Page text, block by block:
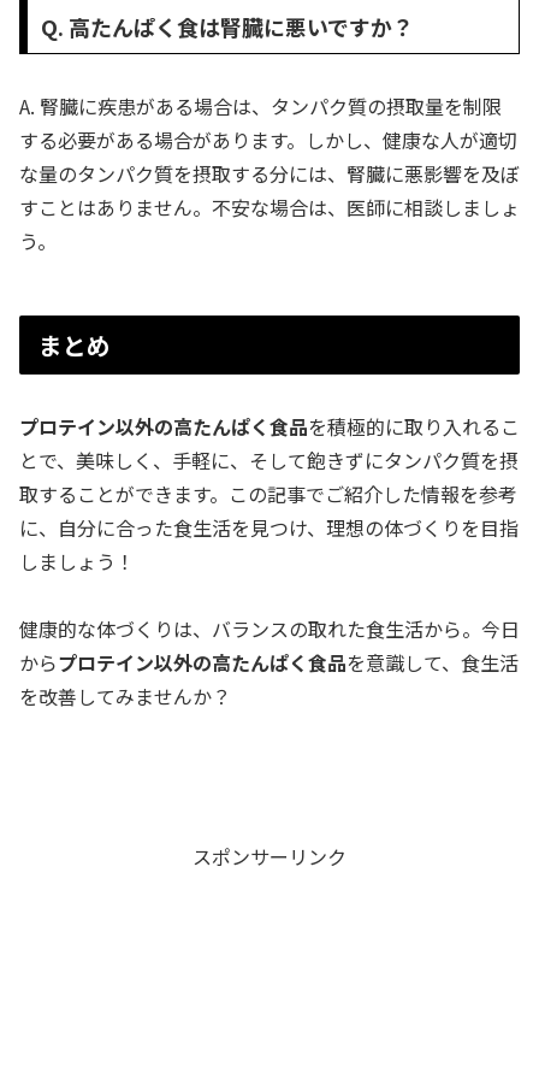
Q. 高たんぱく食は腎臓に悪いですか？
A. 腎臓に疾患がある場合は、タンパク質の摂取量を制限
する必要がある場合があります。しかし、健康な人が適切
な量のタンパク質を摂取する分には、腎臓に悪影響を及ぼ
すことはありません。不安な場合は、医師に相談しましょ
う。
まとめ
プロテイン以外の高たんぱく食品を積極的に取り入れるこ
とで、美味しく、手軽に、そして飽きずにタンパク質を摂
取することができます。この記事でご紹介した情報を参考
に、自分に合った食生活を見つけ、理想の体づくりを目指
しましょう！
健康的な体づくりは、バランスの取れた食生活から。今日
からプロテイン以外の高たんぱく食品を意識して、食生活
を改善してみませんか？
スポンサーリンク